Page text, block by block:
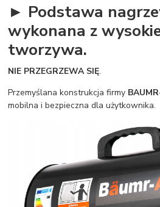
► Podstawa
wykonana z
tworzywa.
NIE PRZEGRZEWA SIĘ.
Przemyślana konstrukcja firmy
mobilna i bezpieczna dla użytkownika.